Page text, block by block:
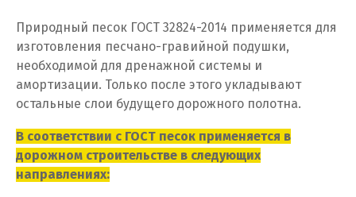
И
Иваново
Ижевск
Природный песок ГОСТ 32824-2014 применяется для
изготовления песчано-гравийной подушки,
необходимой для дренажной системы и
амортизации. Только после этого укладывают
остальные слои будущего дорожного полотна.
В соответствии с ГОСТ песок применяется в
дорожном строительстве в следующих
направлениях: